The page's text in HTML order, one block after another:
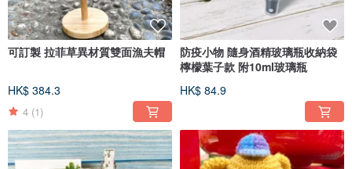
可訂製 拉菲草異材質雙面漁夫帽
HK$ 384.3
4 (1)
防疫小物 隨身酒精玻璃瓶收納袋
檸檬葉子款 附10ml玻璃瓶
HK$ 84.9